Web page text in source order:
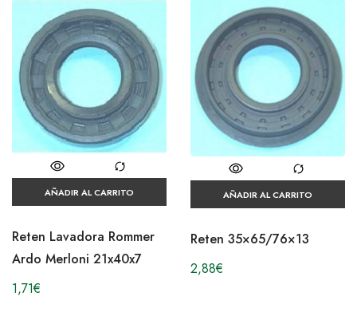
AÑADIR AL CARRITO
Reten Lavadora Rommer
Ardo Merloni 21x40x7
1,71€
AÑADIR AL CARRITO
Reten 35×65/76×13
2,88€